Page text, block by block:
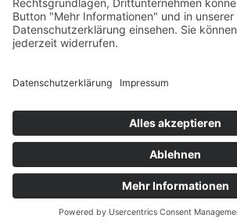
Impressum
ANMELDUNG ZUM
NEWSLETTER